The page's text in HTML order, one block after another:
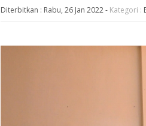
Diterbitkan : Rabu, 26 Jan 2022- Kategori :